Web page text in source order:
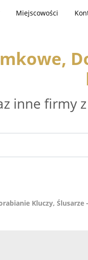
Miejscowości
inne firmy
Kluczy, Ślusarze